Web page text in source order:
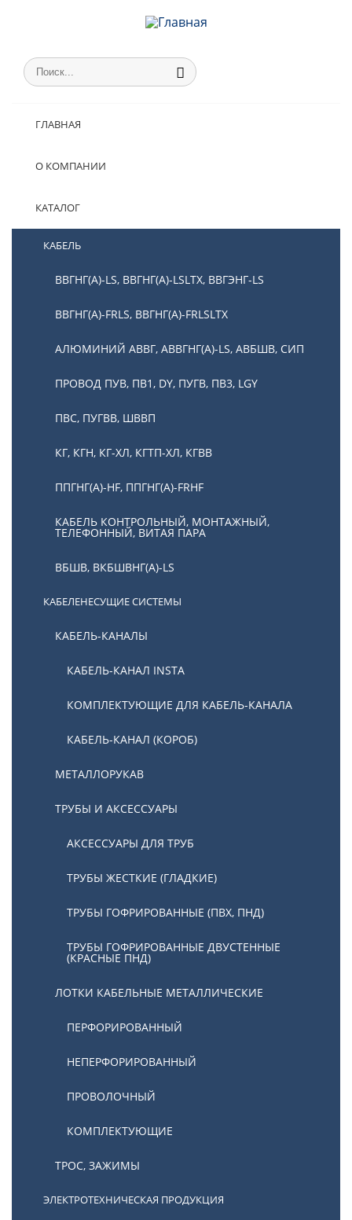
ГЛАВНАЯ
О КОМПАНИИ
КАТАЛОГ
КАБЕЛЬ
ВВГНГ(А)-LS, ВВГНГ(А)-LSLTX, ВВГЭНГ-LS
ВВГНГ(А)-FRLS, ВВГНГ(А)-FRLSLTX
АЛЮМИНИЙ АВВГ, АВВГНГ(А)-LS, АВБШВ, СИП
ПРОВОД ПУВ, ПВ1, DY, ПУГВ, ПВ3, LGY
ПВС, ПУГВВ, ШВВП
КГ, КГН, КГ-ХЛ, КГТП-ХЛ, КГВВ
ППГНГ(А)-HF, ППГНГ(А)-FRHF
КАБЕЛЬ КОНТРОЛЬНЫЙ, МОНТАЖНЫЙ,
ТЕЛЕФОННЫЙ, ВИТАЯ ПАРА
ВБШВ, ВКБШВНГ(А)-LS
КАБЕЛЕНЕСУЩИЕ СИСТЕМЫ
КАБЕЛЬ-КАНАЛЫ
КАБЕЛЬ-КАНАЛ INSTA
КОМПЛЕКТУЮЩИЕ ДЛЯ КАБЕЛЬ-КАНАЛА
КАБЕЛЬ-КАНАЛ (КОРОБ)
МЕТАЛЛОРУКАВ
ТРУБЫ И АКСЕССУАРЫ
АКСЕССУАРЫ ДЛЯ ТРУБ
ТРУБЫ ЖЕСТКИЕ (ГЛАДКИЕ)
ТРУБЫ ГОФРИРОВАННЫЕ (ПВХ, ПНД)
ТРУБЫ ГОФРИРОВАННЫЕ ДВУСТЕННЫЕ
(КРАСНЫЕ ПНД)
ЛОТКИ КАБЕЛЬНЫЕ МЕТАЛЛИЧЕСКИЕ
ПЕРФОРИРОВАННЫЙ
НЕПЕРФОРИРОВАННЫЙ
ПРОВОЛОЧНЫЙ
КОМПЛЕКТУЮЩИЕ
ТРОС, ЗАЖИМЫ
ЭЛЕКТРОТЕХНИЧЕСКАЯ ПРОДУКЦИЯ